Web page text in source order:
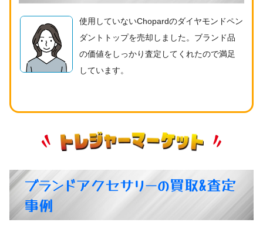
使用していないChopardのダイヤモンドペン
ダントトップを売却しました。ブランド品
の価値をしっかり査定してくれたので満足
しています。
ブランドアクセサリーの買取&査定
事例